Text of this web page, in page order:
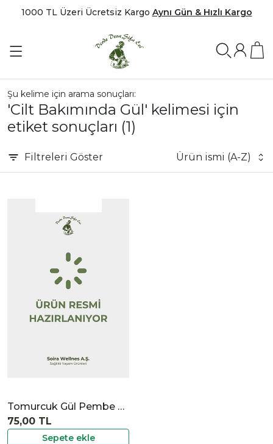
1000 TL Üzeri Ücretsiz Kargo Aynı Gün & Hızlı Kargo
Şu kelime için arama sonuçları:
'Cilt Bakımında Gül' kelimesi için
etiket sonuçları (1)
Filtreleri Göster Ürün ismi (A-Z)
Tomurcuk Gül Pembe 24 gr
Sepete ekle
75,00 TL